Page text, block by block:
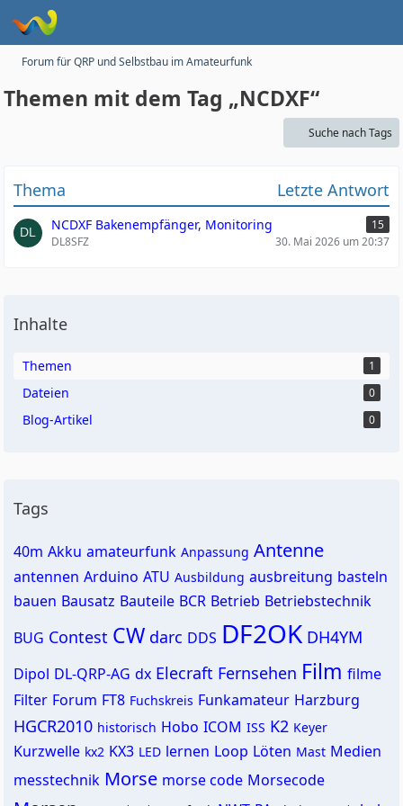
Forum für QRP und Selbstbau im Amateurfunk
Themen mit dem Tag „NCDXF“
Suche nach Tags
Thema Letzte Antwort
NCDXF Bakenempfänger, Monitoring
15
DL8SFZ
30. Mai 2026 um 20:37
Inhalte
Themen 1
Dateien 0
Blog-Artikel 0
Tags
40m Akku amateurfunk Anpassung Antenne
antennen Arduino ATU Ausbildung ausbreitung basteln
bauen Bausatz Bauteile BCR Betrieb Betriebstechnik
BUG Contest CW darc DDS DF2OK DH4YM
Dipol DL-QRP-AG dx Elecraft Fernsehen Film filme
Filter Forum FT8 Fuchskreis Funkamateur Harzburg
HGCR2010 historisch Hobo ICOM ISS K2 Keyer
Kurzwelle kx2 KX3 LED lernen Loop Löten Mast Medien
messtechnik Morse morse code Morsecode